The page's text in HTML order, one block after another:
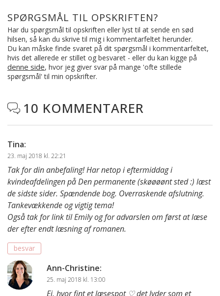
SPØRGSMÅL TIL OPSKRIFTEN?
Har du spørgsmål til opskriften eller lyst til at sende en sød
hilsen, så kan du skrive til mig i kommentarfeltet herunder.
Du kan måske finde svaret på dit spørgsmål i kommentarfeltet,
hvis det allerede er stillet og besvaret - eller du kan kigge på
denne side, hvor jeg giver svar på mange 'ofte stillede
spørgsmål' til min opskrifter.
 10 KOMMENTARER
Tina:
23. maj 2018 kl. 22:21
Tak for din anbefaling! Har netop i eftermiddag i
kvindeafdelingen på Den permanente (skøøøønt sted :) læst
de sidste sider. Spændende bog. Overraskende afslutning.
Tankevækkende og vigtig tema!
Også tak for link til Emily og for advarslen om først at læse
der efter endt læsning af romanen.
besvar
Ann-Christine:
25. maj 2018 kl. 13:00
Ej, hvor fint et læsespot ♡ det lyder som et